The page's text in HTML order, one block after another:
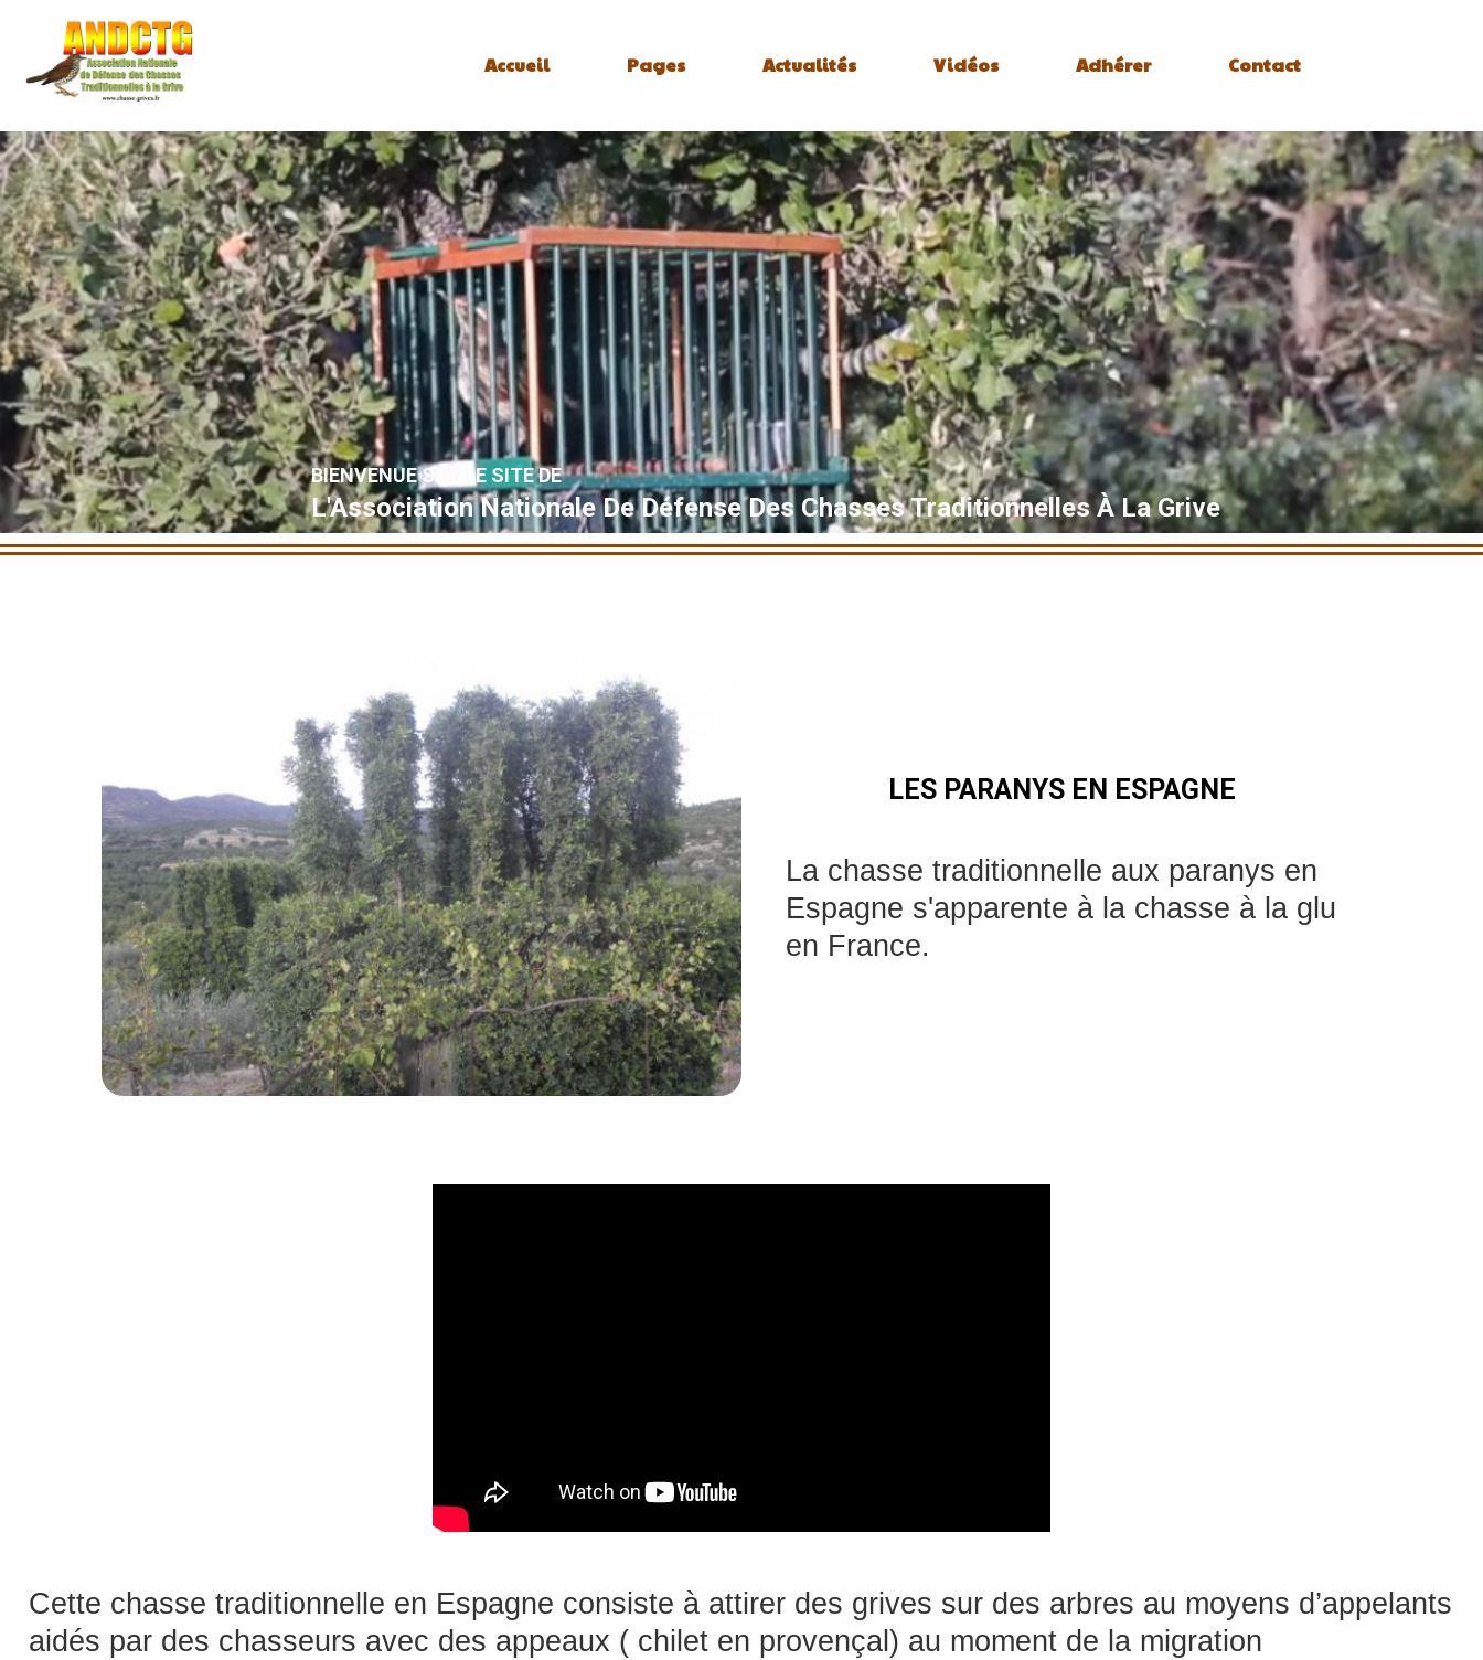
Accueil Pages Actualités Vidéos Adhérer Contact
BIENVENUE SUR LE SITE DE
L'Association Nationale De Défense Des Chasses Traditionnelles À La Grive
LES PARANYS EN ESPAGNE
La chasse traditionnelle aux paranys en
Espagne s'apparente à la chasse à la glu
en France.
Cette chasse traditionnelle en Espagne consiste à attirer des grives sur des arbres au moyens d’appelants
aidés par des chasseurs avec des appeaux ( chilet en provençal) au moment de la migration